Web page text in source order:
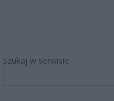
Szukaj w serwisie